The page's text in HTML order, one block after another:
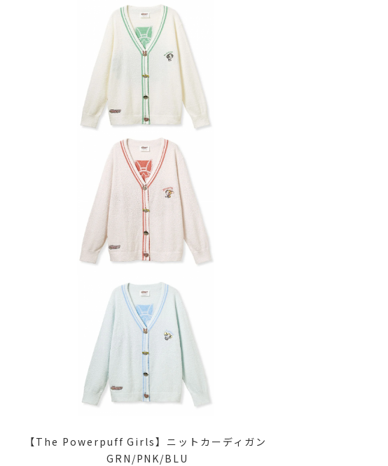
【The Powerpuff Girls】ニットカーディガン
GRN/PNK/BLU